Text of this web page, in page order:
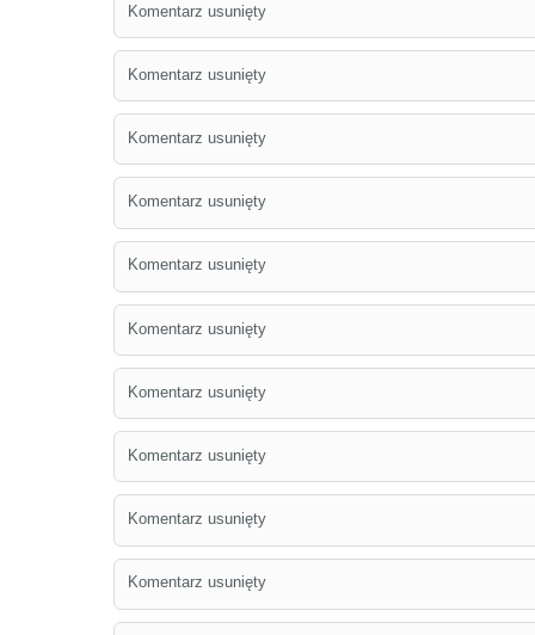
Komentarz usunięty
Komentarz usunięty
Komentarz usunięty
Komentarz usunięty
Komentarz usunięty
Komentarz usunięty
Komentarz usunięty
Komentarz usunięty
Komentarz usunięty
Komentarz usunięty